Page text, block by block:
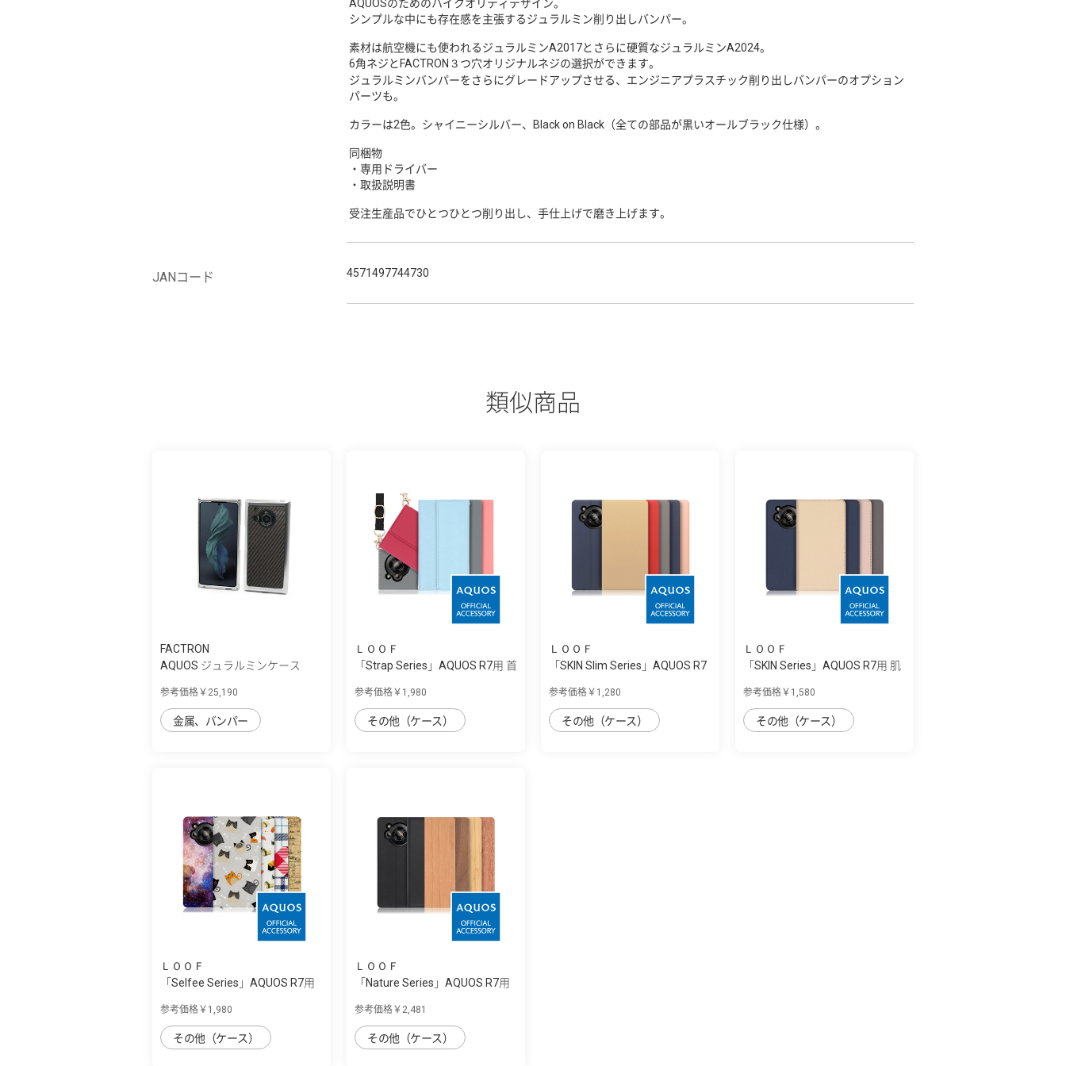
AQUOSのためのハイクオリティデザイン。
シンプルな中にも存在感を主張するジュラルミン削り出しバンパー。
素材は航空機にも使われるジュラルミンA2017とさらに硬質なジュラルミンA2024。
6角ネジとFACTRON３つ穴オリジナルネジの選択ができます。
ジュラルミンバンパーをさらにグレードアップさせる、エンジニアプラスチック削り出しバンパーのオプション
パーツも。
カラーは2色。シャイニーシルバー、Black on Black（全ての部品が黒いオールブラック仕様）。
同梱物
・専用ドライバー
・取扱説明書
受注生産品でひとつひとつ削り出し、手仕上げで磨き上げます。
JANコード 4571497744730
類似商品
FACTRON
AQUOS ジュラルミンケース
参考価格￥25,190
金属、バンパー
ＬＯＯＦ
「Strap Series」AQUOS R7用 首
参考価格￥1,980
その他（ケース）
ＬＯＯＦ
「SKIN Slim Series」AQUOS R7
参考価格￥1,280
その他（ケース）
ＬＯＯＦ
「SKIN Series」AQUOS R7用 肌
参考価格￥1,580
その他（ケース）
ＬＯＯＦ
「Selfee Series」AQUOS R7用
参考価格￥1,980
その他（ケース）
ＬＯＯＦ
「Nature Series」AQUOS R7用
参考価格￥2,481
その他（ケース）